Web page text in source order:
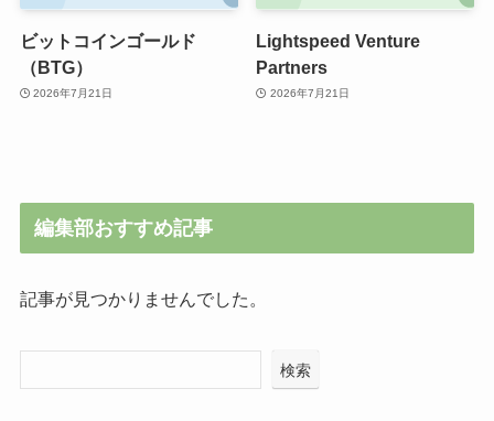
ビットコインゴールド
（BTG）
2026年7月21日
Lightspeed Venture
Partners
2026年7月21日
編集部おすすめ記事
記事が見つかりませんでした。
検索